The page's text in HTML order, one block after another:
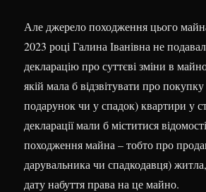
Але джерело походження цього
2023 році Галина Іванівна не
декларацію про суттєві зміни в
якій мала б відзвітувати про
подарунок чи у спадок) квартири у
декларації мали б міститися
походження майна – тобто про
дарувальника чи спадкодавця) житла,
дату набуття права на це майно.